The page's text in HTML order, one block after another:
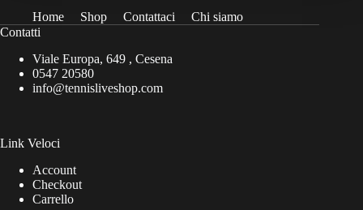
Home Shop Contattaci
Chi siamo
Contatti
Viale Europa, 649 , Cesena
0547 20580
info@tennisliveshop.com
Link Veloci
Account
Checkout
Carrello